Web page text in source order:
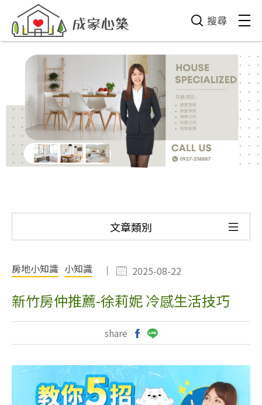
搜尋
文章類別
房地小知識 小知識 2025-08-22
新竹房仲推薦-徐莉妮 冷感生活技巧
share